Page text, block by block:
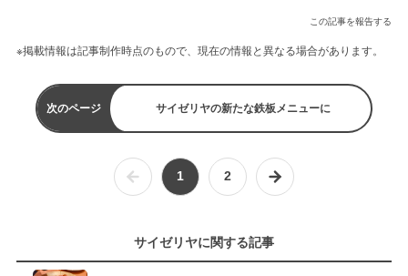
この記事を報告する
※掲載情報は記事制作時点のもので、現在の情報と異なる場合があります。
次のページ サイゼリヤの新たな鉄板メニューに
1 2
サイゼリヤに関する記事